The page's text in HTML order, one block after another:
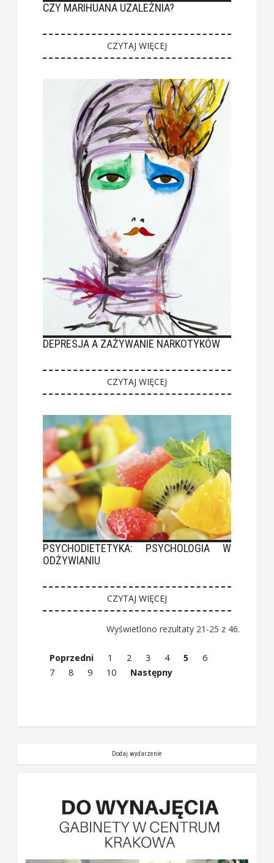
CZY MARIHUANA UZALEŻNIA?
CZYTAJ WIĘCEJ
DEPRESJA A ZAŻYWANIE NARKOTYKÓW
CZYTAJ WIĘCEJ
PSYCHODIETETYKA: PSYCHOLOGIA W
ODŻYWIANIU
CZYTAJ WIĘCEJ
Wyświetlono rezultaty 21-25 z 46.
Poprzedni 1 2 3 4 5
6
7
8 9 10 Następny
Dodaj wydarzenie